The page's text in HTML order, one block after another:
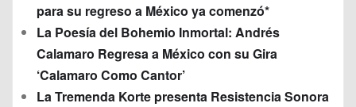
para su regreso a México ya comenzó*
La Poesía del Bohemio Inmortal: Andrés
Calamaro Regresa a México con su Gira
‘Calamaro Como Cantor’
La Tremenda Korte presenta Resistencia Sonora